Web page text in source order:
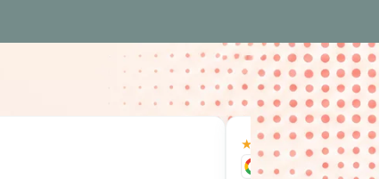
★★★★★
Google